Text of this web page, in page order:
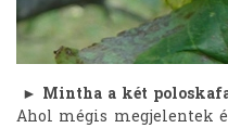
► Mintha a két
Ahol mégis megjelentek